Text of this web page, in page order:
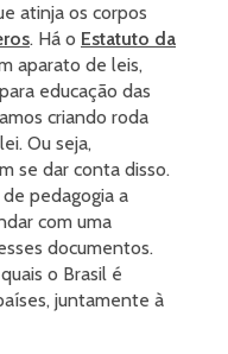
atinja os corpos
. Há o Estatuto da
aparato de leis,
educação das
criando roda
Ou seja,
se dar conta disso.
pedagogia a
com uma
documentos.
o Brasil é
juntamente à